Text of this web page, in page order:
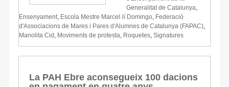
Generalitat de Catalunya
Ensenyament Escola Mestre Marcel·lí Domingo Federació
d'Associacions de Mares i Pares d'Alumnes de Catalunya (FAPAC)
Manolita Cid Moviments de protesta Roquetes Signatures
La PAH Ebre aconsegueix 100 dacions